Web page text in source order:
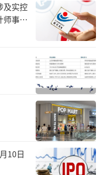
指出，公司高度重
高交付能力来满足
质，进一步提升市
该公司持续加大投
断开发新产品。
业，近期也受到了
数据显示，自7月以
市公司接受了机构的
龙头，中晶科技近
、长城证券、交银
及实控
师事务
10日